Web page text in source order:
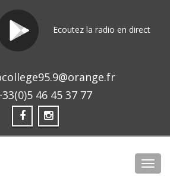
Ecoutez la radio en direct
46 45 37 77